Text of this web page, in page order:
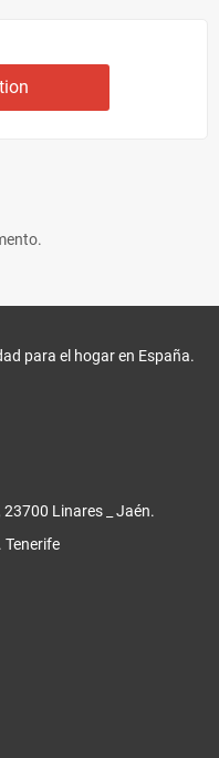
para el hogar en España.
Linares _ Jaén.
Tenerife